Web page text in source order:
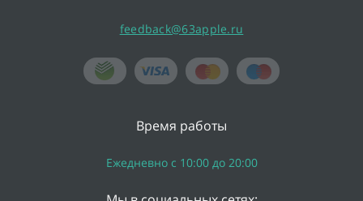
feedback@63apple.ru
Время работы
Ежедневно с 10:00 до 20:00